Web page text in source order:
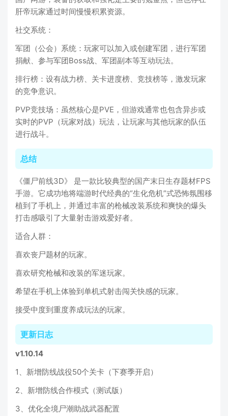
肝帝玩家通过时间慢慢积累资源。
社交系统：
军团（公会）系统：玩家可以加入或创建军团，进行军团
捐献、参与军团Boss战、军团副本等互动玩法。
排行榜：设有战力榜、关卡进度榜、竞技榜等，激发玩家
的竞争意识。
PVP竞技场：虽然核心是PVE，但游戏通常也包含异步或
实时的PVP（玩家对战）玩法，让玩家与其他玩家的队伍
进行战斗。
总结
《僵尸前线3D》 是一款比较典型的国产末日生存题材FPS
手游。它成功地将端游时代经典的“生化危机”式恐怖氛围移
植到了手机上，并通过丰富的枪械改装系统和爽快的爆头
打击感吸引了大量射击游戏爱好者。
适合人群：
喜欢丧尸题材的玩家。
喜欢研究枪械和改装的军迷玩家。
希望在手机上体验到单机式射击闯关快感的玩家。
接受中度到重度养成玩法的玩家。
更新日志
v1.10.14
1、新增防线战役50个关卡（下赛季开启）
2、新增防线合作模式（测试版）
3、优化全境尸潮助战武器配置